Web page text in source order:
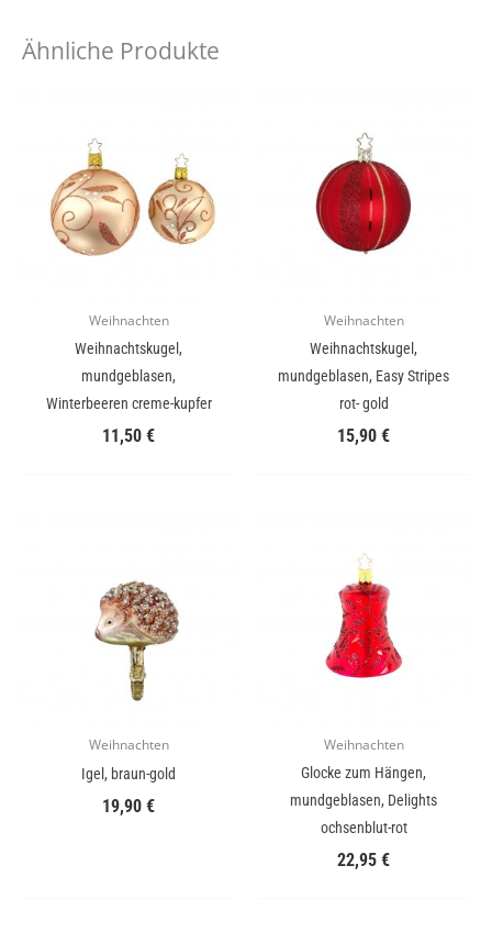
Ähnliche Produkte
Weihnachten
Weihnachtskugel,
mundgeblasen,
Winterbeeren creme-kupfer
11,50 €
Weihnachten
Weihnachtskugel,
mundgeblasen, Easy Stripes
rot- gold
15,90 €
Weihnachten
Igel, braun-gold
19,90 €
Weihnachten
Glocke zum Hängen,
mundgeblasen, Delights
ochsenblut-rot
22,95 €